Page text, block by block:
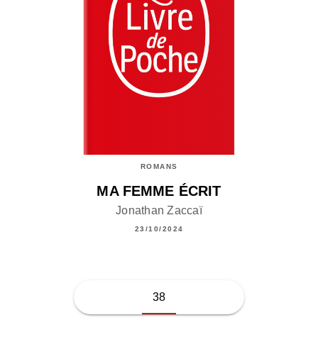
ROMANS
MA FEMME ÉCRIT
Jonathan Zaccaï
23/10/2024
38